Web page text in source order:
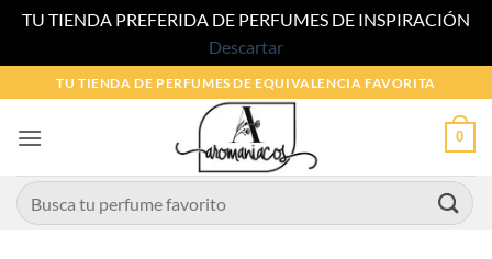
TU TIENDA PREFERIDA DE PERFUMES DE INSPIRACIÓN
Descartar
al
contenido
TU TIENDA DE PERFUMES DE EQUIVALENCIA FAVORITA
0
Buscar
por: